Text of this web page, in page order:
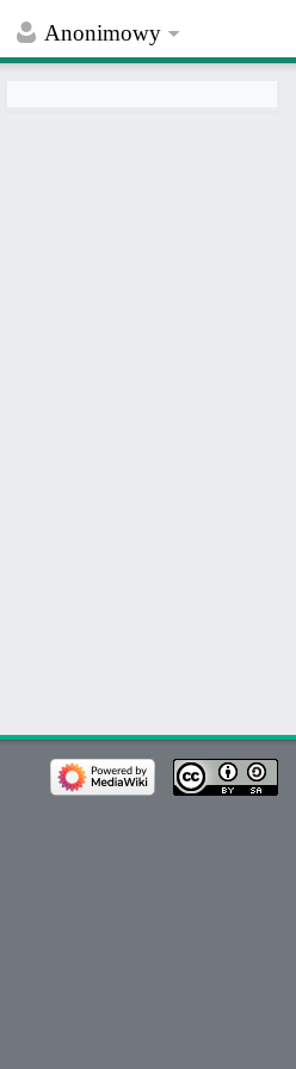
Anonimowy